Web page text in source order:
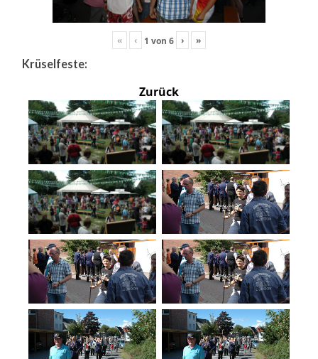
« ‹ 1 von 6 › »
Krüselfeste:
Zurück